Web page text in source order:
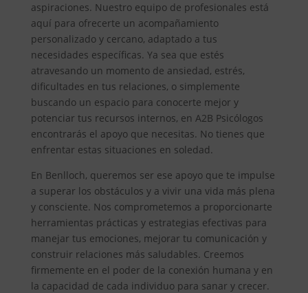
aspiraciones. Nuestro equipo de profesionales está
aquí para ofrecerte un acompañamiento
personalizado y cercano, adaptado a tus
necesidades específicas. Ya sea que estés
atravesando un momento de ansiedad, estrés,
dificultades en tus relaciones, o simplemente
buscando un espacio para conocerte mejor y
potenciar tus recursos internos, en A2B Psicólogos
encontrarás el apoyo que necesitas. No tienes que
enfrentar estas situaciones en soledad.
En Benlloch, queremos ser ese apoyo que te impulse
a superar los obstáculos y a vivir una vida más plena
y consciente. Nos comprometemos a proporcionarte
herramientas prácticas y estrategias efectivas para
manejar tus emociones, mejorar tu comunicación y
construir relaciones más saludables. Creemos
firmemente en el poder de la conexión humana y en
la capacidad de cada individuo para sanar y crecer.